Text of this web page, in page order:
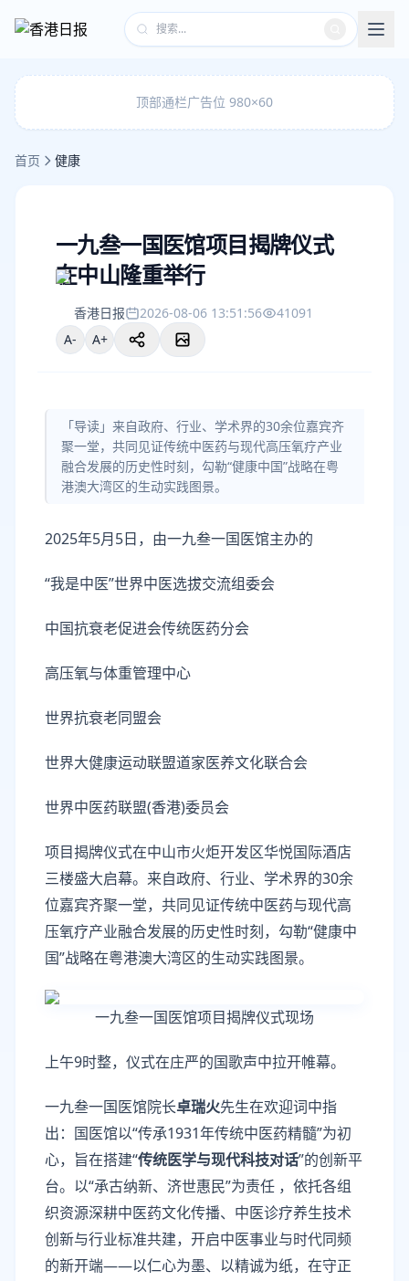
顶部通栏广告位 980×60
首页 健康
一九叁一国医馆项目揭牌仪式
在中山隆重举行
香港日报 2026-08-06 13:51:56
41091
A-
A+
「导读」来自政府、行业、学术界的30余位嘉宾齐
聚一堂，共同见证传统中医药与现代高压氧疗产业
融合发展的历史性时刻，勾勒“健康中国”战略在粤
港澳大湾区的生动实践图景。
2025年5月5日，由一九叁一国医馆主办的
“我是中医”世界中医选拔交流组委会
中国抗衰老促进会传统医药分会
高压氧与体重管理中心
世界抗衰老同盟会
世界大健康运动联盟道家医养文化联合会
世界中医药联盟(香港)委员会
项目揭牌仪式在中山市火炬开发区华悦国际酒店
三楼盛大启幕。来自政府、行业、学术界的30余
位嘉宾齐聚一堂，共同见证传统中医药与现代高
压氧疗产业融合发展的历史性时刻，勾勒“健康中
国”战略在粤港澳大湾区的生动实践图景。
一九叁一国医馆项目揭牌仪式现场
上午9时整，仪式在庄严的国歌声中拉开帷幕。
一九叁一国医馆院长卓瑞火先生在欢迎词中指
出：国医馆以“传承1931年传统中医药精髓”为初
心，旨在搭建“传统医学与现代科技对话”的创新平
台。以“承古纳新、济世惠民”为责任 ，依托各组
织资源深耕中医药文化传播、中医诊疗养生技术
创新与行业标准共建，开启中医事业与时代同频
的新开端——以仁心为墨、以精诚为纸，在守正